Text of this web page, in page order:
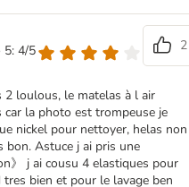
5: 4/5
2
loulous, le matelas à l air
la photo est trompeuse je
nickel pour nettoyer, helas non
bon. Astuce j ai pris une
》 j ai cousu 4 elastiques pour
bien et pour le lavage ben